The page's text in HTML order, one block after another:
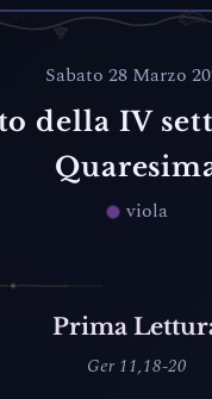
Sabato 28 Marzo
della IV
viola
Prima
Ger 11,18-20